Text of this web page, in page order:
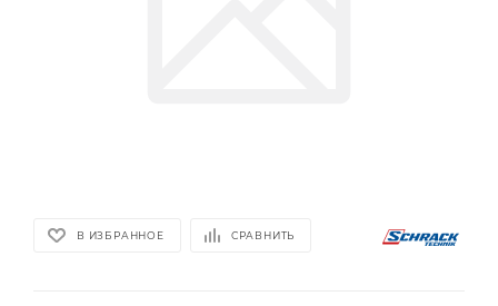
В ИЗБРАННОЕ СРАВНИТЬ